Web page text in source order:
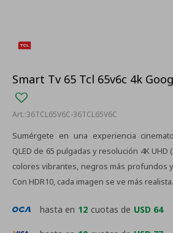
Smart Tv 65 Tcl 65v6c 4k
36TCL65V6C-36TCL65V6C
Sumérgete en una experiencia
QLED de 65 pulgadas y resolución 4K UHD
colores vibrantes, negros más profundos
Con HDR10, cada imagen se ve más realista.
hasta en 12 cuotas de USD 64